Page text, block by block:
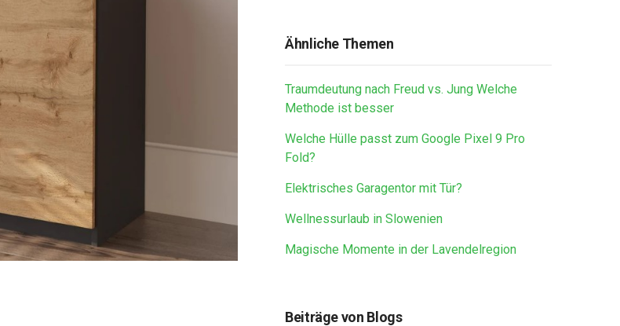
Ähnliche Themen
Traumdeutung nach Freud vs. Jung Welche
Methode ist besser
Welche Hülle passt zum Google Pixel 9 Pro
Fold?
Elektrisches Garagentor mit Tür?
Wellnessurlaub in Slowenien
Magische Momente in der Lavendelregion
Beiträge von Blogs